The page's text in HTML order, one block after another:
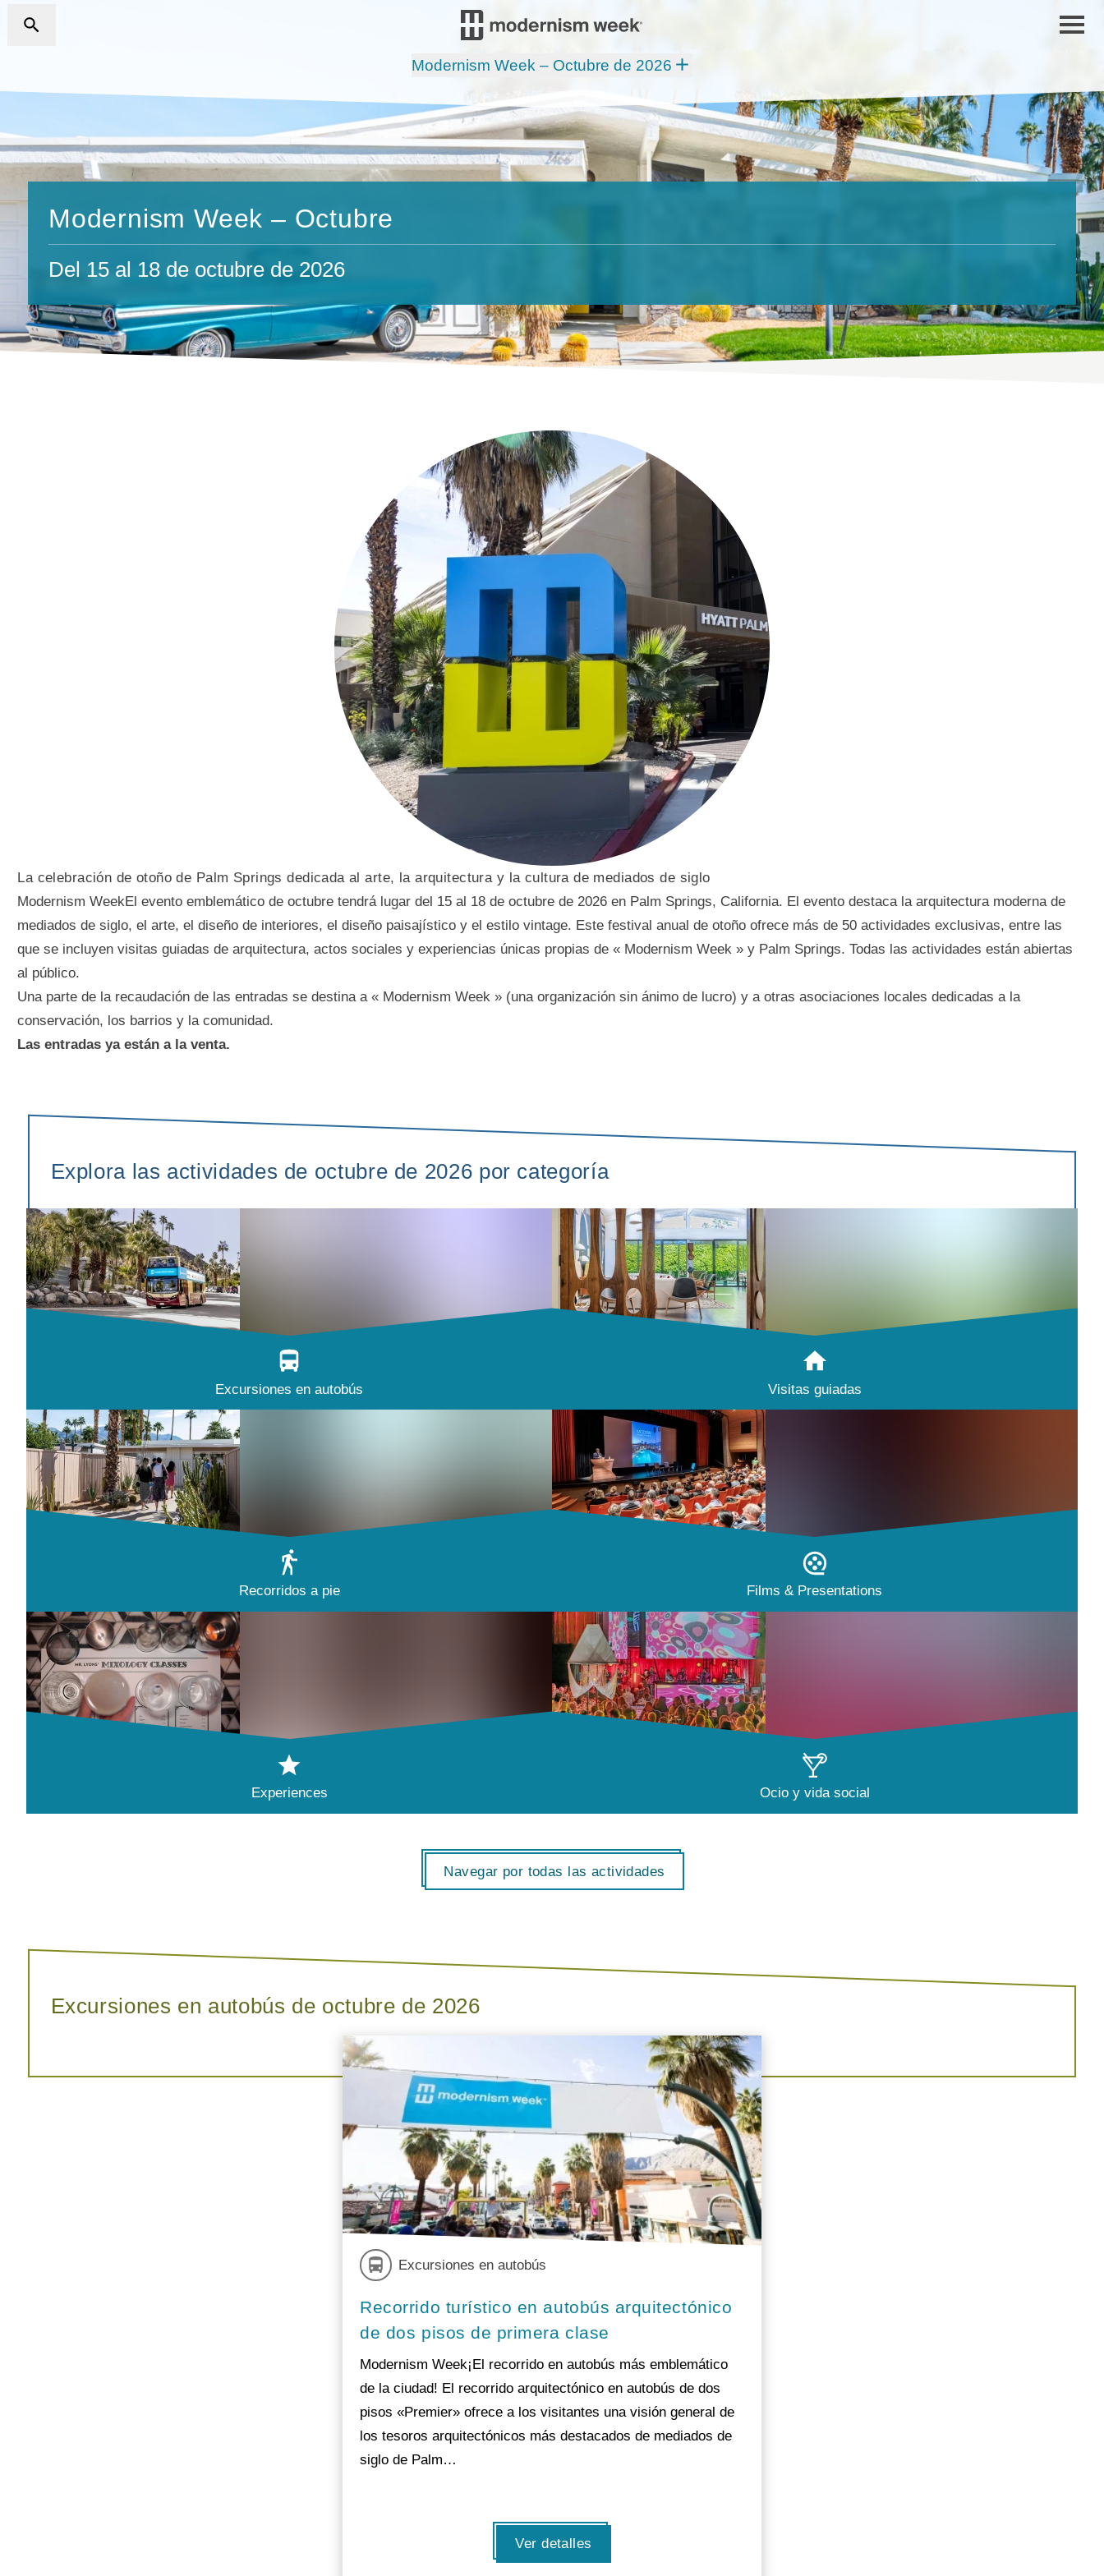
Modernism Week – Octubre de 2026
Modernism Week – Octubre
Del 15 al 18 de octubre de 2026
La celebración de otoño de Palm Springs dedicada al arte, la arquitectura y la cultura de mediados de siglo
Modernism WeekEl evento emblemático de octubre tendrá lugar del 15 al 18 de octubre de 2026 en Palm Springs, California. El evento destaca la arquitectura moderna de
mediados de siglo, el arte, el diseño de interiores, el diseño paisajístico y el estilo vintage. Este festival anual de otoño ofrece más de 50 actividades exclusivas, entre las
que se incluyen visitas guiadas de arquitectura, actos sociales y experiencias únicas propias de « Modernism Week » y Palm Springs. Todas las actividades están abiertas
al público.
Una parte de la recaudación de las entradas se destina a « Modernism Week » (una organización sin ánimo de lucro) y a otras asociaciones locales dedicadas a la
conservación, los barrios y la comunidad.
Las entradas ya están a la venta.
Explora las actividades de octubre de 2026 por categoría
Excursiones en autobús Visitas guiadas
Recorridos a pie Films & Presentations
Experiences Ocio y vida social
Navegar por todas las actividades
Excursiones en autobús de octubre de 2026
Excursiones en autobús
Recorrido turístico en autobús arquitectónico
de dos pisos de primera clase
Modernism Week¡El recorrido en autobús más emblemático
de la ciudad! El recorrido arquitectónico en autobús de dos
pisos «Premier» ofrece a los visitantes una visión general de
los tesoros arquitectónicos más destacados de mediados de
siglo de Palm…
Ver detalles